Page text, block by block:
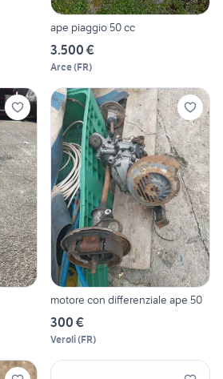
ape piaggio 50 cc
3.500 €
Arce(FR)
motore con differenziale ape 50
300 €
Veroli(FR)